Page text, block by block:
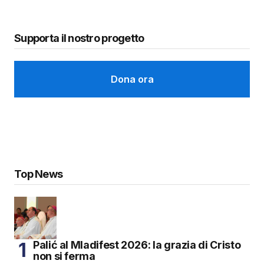
Supporta il nostro progetto
Dona ora
Top News
Palić al Mladifest 2026: la grazia di Cristo
non si ferma